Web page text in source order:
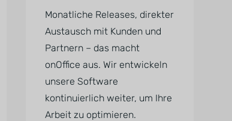
Monatliche Releases, direkter
Austausch mit Kunden und
Partnern – das macht
onOffice aus. Wir entwickeln
unsere Software
kontinuierlich weiter, um Ihre
Arbeit zu optimieren.